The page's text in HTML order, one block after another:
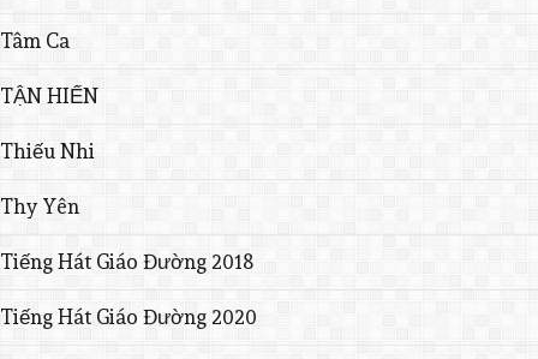
Tâm Ca
TẬN HIẾN
Thiếu Nhi
Thy Yên
Tiếng Hát Giáo Đường 2018
Tiếng Hát Giáo Đường 2020